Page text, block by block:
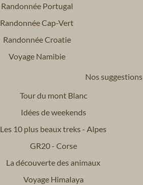
Randonnée Portugal
Randonnée Cap-Vert
Randonnée Croatie
Voyage Namibie
Nos suggestions
Tour du mont Blanc
Idées de weekends
Les 10 plus beaux treks - Alpes
GR20 - Corse
La découverte des animaux
Voyage Himalaya